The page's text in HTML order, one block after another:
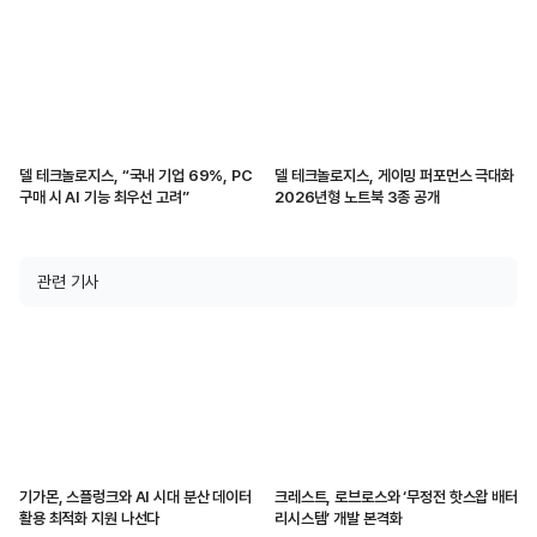
델 테크놀로지스, “국내 기업 69%, PC
구매 시 AI 기능 최우선 고려”
델 테크놀로지스, 게이밍 퍼포먼스 극대화
2026년형 노트북 3종 공개
관련 기사
기가몬, 스플렁크와 AI 시대 분산 데이터
활용 최적화 지원 나선다
크레스트, 로브로스와 ‘무정전 핫스왑 배터
리시스템’ 개발 본격화